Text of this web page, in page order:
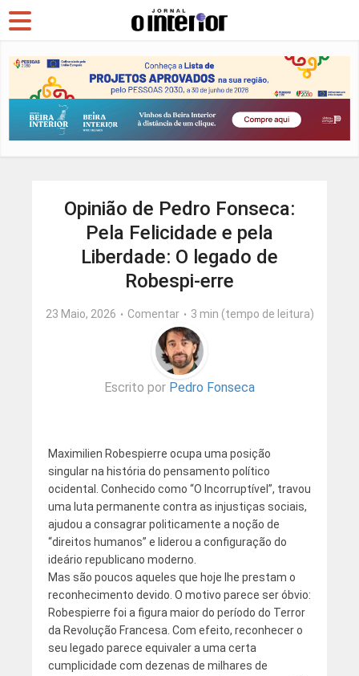
Opinião de Pedro Fonseca:
Pela Felicidade e pela
Liberdade: O legado de
Robespi-erre
23 Maio, 2026 Comentar 3 min (tempo de leitura)
Escrito por Pedro Fonseca
Maximilien Robespierre ocupa uma posição
singular na história do pensamento político
ocidental. Conhecido como “O Incorruptível”, travou
uma luta permanente contra as injustiças sociais,
ajudou a consagrar politicamente a noção de
“direitos humanos” e liderou a configuração do
ideário republicano moderno.
Mas são poucos aqueles que hoje lhe prestam o
reconhecimento devido. O motivo parece ser óbvio:
Robespierre foi a figura maior do período do Terror
da Revolução Francesa. Com efeito, reconhecer o
seu legado parece equivaler a uma certa
cumplicidade com dezenas de milhares de